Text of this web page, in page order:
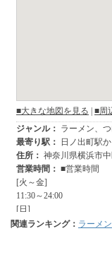
関連ランキング： ラーメン